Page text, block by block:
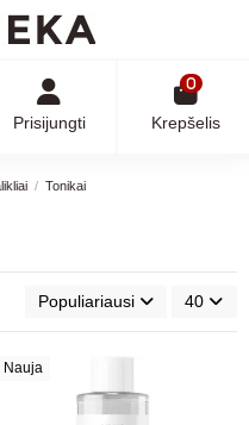
Prisijungti
0
Krepšelis
Tonikai
Populiariausi 40
Nauja